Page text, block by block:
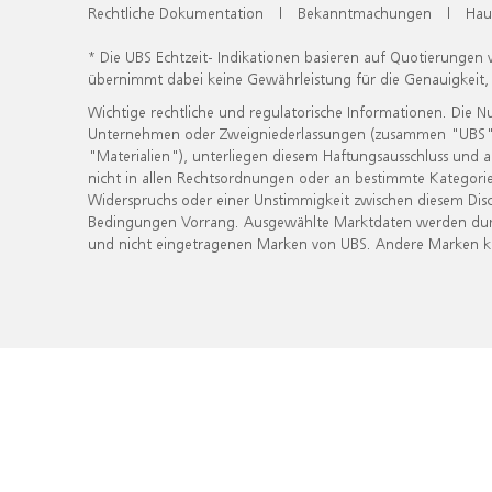
Rechtliche Dokumentation | Bekanntmachungen |
* Die UBS Echtzeit- Indikationen basieren auf
übernimmt dabei keine Gewährleistung für die
Wichtige rechtliche und regulatorische Informationen. Die
Unternehmen oder Zweigniederlassungen (zusammen
"Materialien"), unterliegen diesem Haftungsausschluss
nicht in allen Rechtsordnungen oder an bestimmte
Widerspruchs oder einer Unstimmigkeit zwischen diesem
Bedingungen Vorrang. Ausgewählte Marktdaten werden
und nicht eingetragenen Marken von UBS. Andere Marken